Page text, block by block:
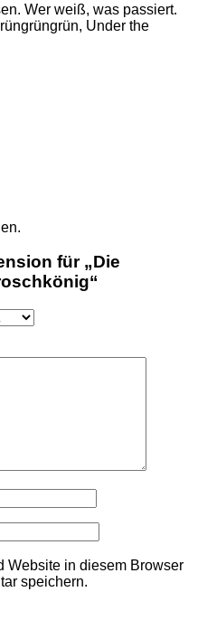
Wer weiß, was passiert.
Under the
für „Die
Website in diesem Browser
speichern.